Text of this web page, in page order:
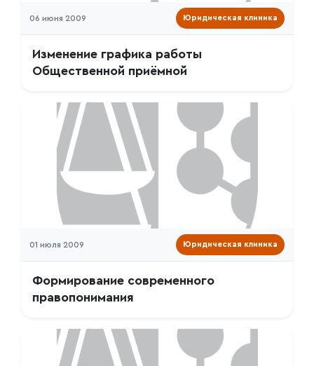
06 июня 2009 Юридическая клиника
Изменение графика работы
Общественной приёмной
01 июля 2009 Юридическая клиника
Формирование современного
правопонимания